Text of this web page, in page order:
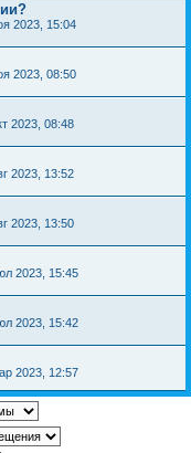
2023, 15:04
2023, 08:50
2023, 08:48
2023, 13:52
2023, 13:50
2023, 15:45
2023, 15:42
2023, 12:57